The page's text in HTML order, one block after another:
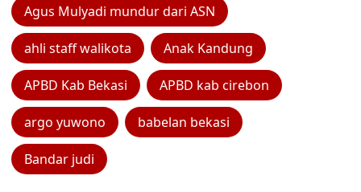
Agus Mulyadi mundur dari ASN
ahli staff walikota Anak Kandung
APBD Kab Bekasi APBD kab cirebon
argo yuwono babelan bekasi
Bandar judi